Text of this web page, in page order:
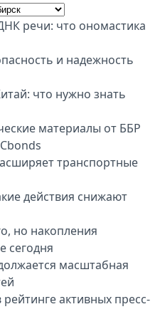
речи: что ономастика
и надежность
что нужно знать
материалы от ББР
транспортные
действия снижают
но накопления
сегодня
масштабная
активных пресс-